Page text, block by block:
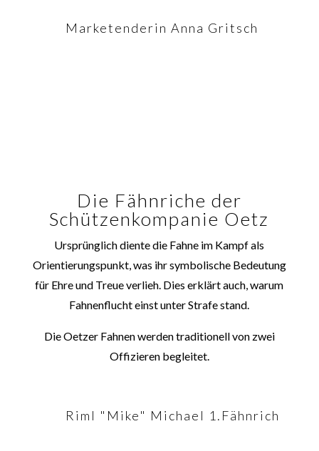
Marketenderin Anna Gritsch
Die Fähnriche der
Schützenkompanie Oetz
Ursprünglich diente die Fahne im Kampf als
Orientierungspunkt, was ihr symbolische Bedeutung
für Ehre und Treue verlieh. Dies erklärt auch, warum
Fahnenflucht einst unter Strafe stand.
Die Oetzer Fahnen werden traditionell von zwei
Offizieren begleitet.
Riml "Mike" Michael 1.Fähnrich